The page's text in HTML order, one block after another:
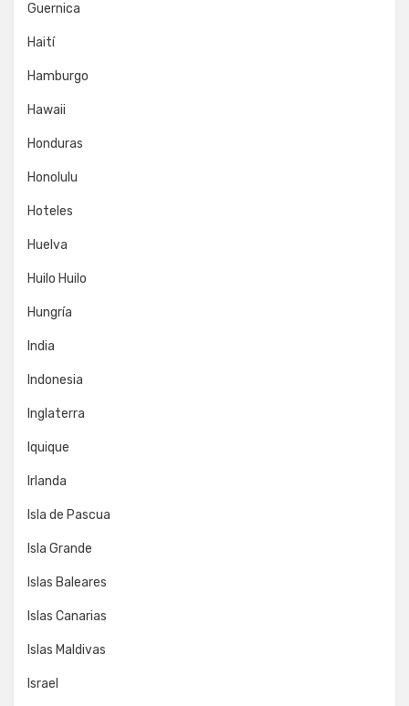
Guernica
Haití
Hamburgo
Hawaii
Honduras
Honolulu
Hoteles
Huelva
Huilo Huilo
Hungría
India
Indonesia
Inglaterra
Iquique
Irlanda
Isla de Pascua
Isla Grande
Islas Baleares
Islas Canarias
Islas Maldivas
Israel